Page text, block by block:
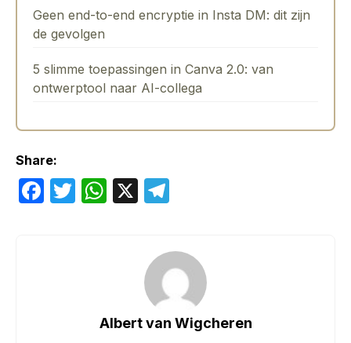
Geen end-to-end encryptie in Insta DM: dit zijn
de gevolgen
5 slimme toepassingen in Canva 2.0: van
ontwerptool naar AI-collega
Share:
F
T
W
p
X
gr
a
m
Albert van Wigcheren